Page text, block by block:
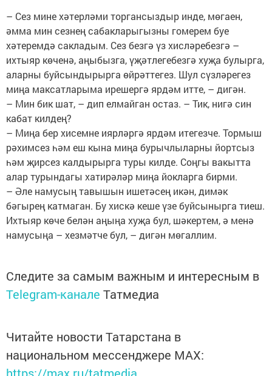
– Сез мине хәтерләми торгансыз­дыр инде, мөгаен,
әмма мин сезнең сабакларыгызны гомерем буе
хәтеремдә сакладым. Сез безгә үз хисләребезгә –
ихтыяр көченә, аңыбызга, үҗәтлегебезгә хуҗа булырга,
аларны буйсындырырга өйрәттегез. Шул сүзләрегез
миңа максатларыма ирешергә ярдәм итте, – дигән.
– Мин бик шат, – дип елмайган остаз. – Тик, нигә син
кабат килдең?
– Миңа бер хисемне иярләргә ярдәм итегезче. Тормыш
рәхимсез һәм еш кына миңа бурычлыларны йортсыз
һәм җирсез калдырырга туры килде. Соңгы вакытта
алар турындагы хатирәләр миңа йокларга бирми.
– Әле намусың тавышын ишетәсең икән, димәк
бәгырең катмаган. Бу хискә кеше үзе буйсынырга тиеш.
Ихтыяр көче белән аңыңа хуҗа бул, шәкертем, ә менә
намусыңа – хезмәтче бул, – дигән мөгаллим.
Следите за самым важным и интересным в
Telegram-канале Татмедиа
Читайте новости Татарстана в
национальном мессенджере MАХ: